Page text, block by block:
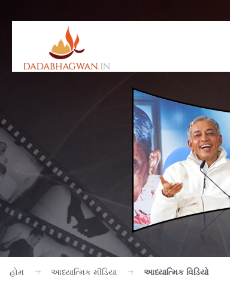
હોમ આધ્યાત્મિક મીડિયા આધ્યાત્મિક વિડિયો